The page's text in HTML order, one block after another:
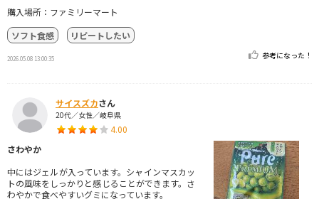
購入場所：ファミリーマート
ソフト食感
リピートしたい
2026.05.08 13:00:35 参考になった！
サイスズカさん
20代／女性／岐阜県
4.00
さわやか
中にはジェルが入っています。シャインマスカッ
トの風味をしっかりと感じることができます。さ
わやかで食べやすいグミになっています。